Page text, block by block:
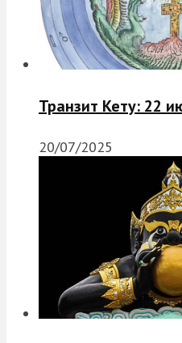
Транзит Кету: 22
20/07/2025